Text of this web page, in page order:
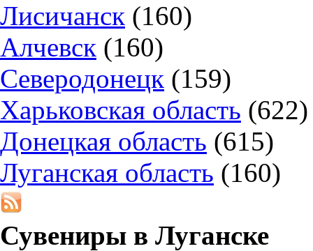
Лисичанск (160)
Алчевск (160)
Северодонецк (159)
Харьковская область (622)
Донецкая область (615)
Луганская область (160)
Сувениры в Луганске